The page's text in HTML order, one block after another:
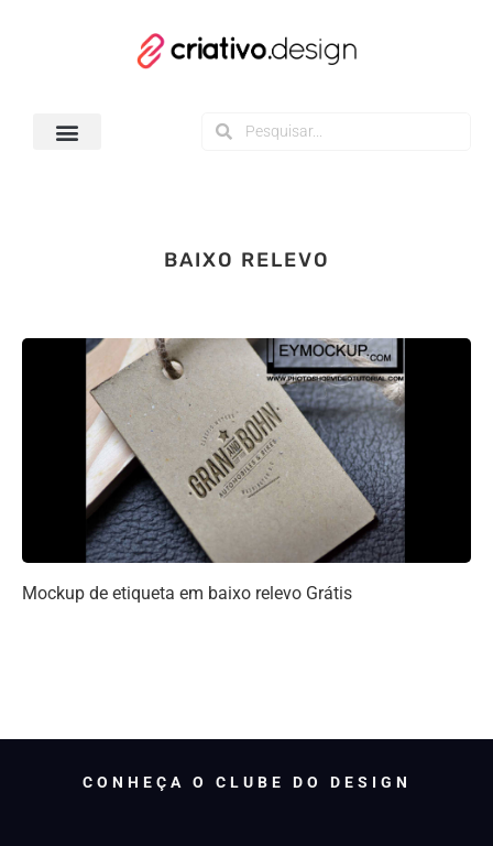
BAIXO RELEVO
Mockup de etiqueta em baixo relevo Grátis
CONHEÇA O CLUBE DO DESIGN